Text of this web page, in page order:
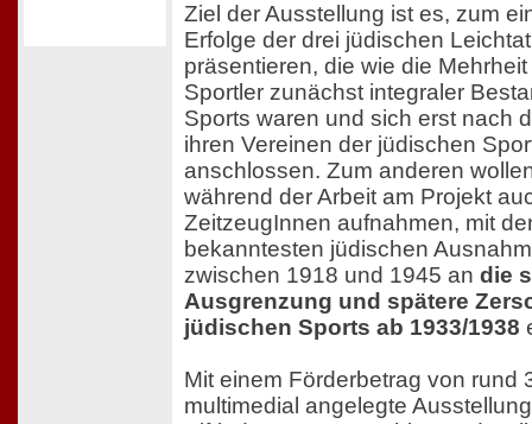
Ziel der Ausstellung ist es, zum
Erfolge der drei jüdischen
präsentieren, die wie die
Sportler zunächst integraler
Sports waren und sich erst nach
ihren Vereinen der jüdischen
anschlossen. Zum anderen
während der Arbeit am Projekt
ZeitzeugInnen aufnahmen, mit
bekanntesten jüdischen
zwischen 1918 und 1945 an die
Ausgrenzung und spätere
jüdischen Sports ab 1933/1938
Mit einem Förderbetrag von rund
multimedial angelegte